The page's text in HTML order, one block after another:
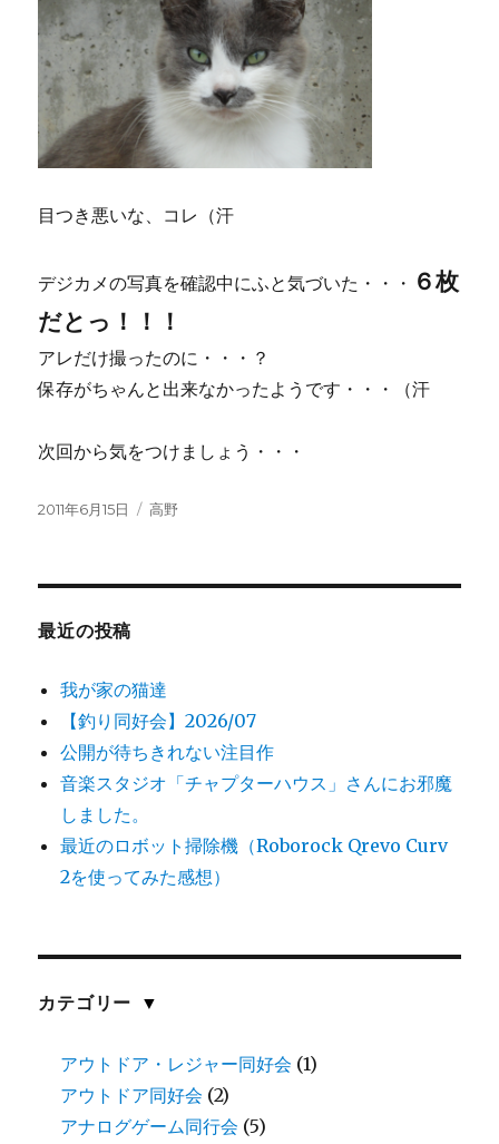
目つき悪いな、コレ（汗
デジカメの写真を確認中にふと気づいた・・・ ６枚
だとっ！！！
アレだけ撮ったのに・・・？
保存がちゃんと出来なかったようです・・・（汗
次回から気をつけましょう・・・
投
2011年6月15日
カ
高野
最近の投稿
我が家の猫達
【釣り同好会】2026/07
公開が待ちきれない注目作
音楽スタジオ「チャプターハウス」さんにお邪魔
しました。
最近のロボット掃除機（Roborock Qrevo Curv
2を使ってみた感想）
カテゴリー ▼
アウトドア・レジャー同好会 (1)
アウトドア同好会 (2)
アナログゲーム同行会 (5)